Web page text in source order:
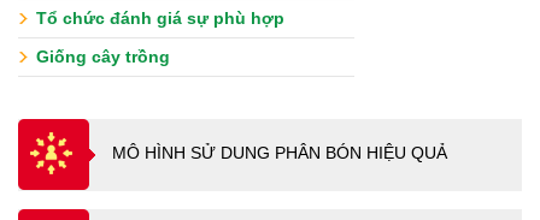
Tổ chức đánh giá sự phù hợp
Giống cây trồng
MÔ HÌNH SỬ DUNG PHÂN BÓN HIỆU QUẢ